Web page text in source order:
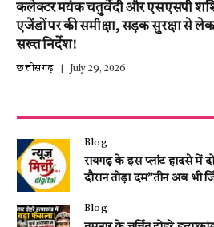
कलेक्टर मयंक चतुर्वेदी और एसएसपी
एजेंडों पर की समीक्षा, सड़क सुरक्षा से
सख्त निर्देश!
छत्तीसगढ़ July 29, 2026
Blog
रायगढ़ के इस प्लांट हादसे में
दौरान तोड़ा दम”तीन अब भी
Blog